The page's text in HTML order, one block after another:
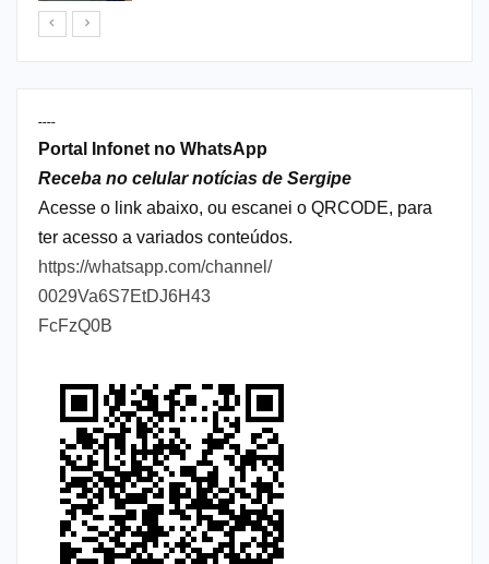
----
Portal Infonet no WhatsApp
Receba no celular notícias de Sergipe
Acesse o link abaixo, ou escanei o QRCODE, para
ter acesso a variados conteúdos.
https://whatsapp.com/channel/
0029Va6S7EtDJ6H43
FcFzQ0B